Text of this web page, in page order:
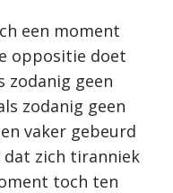
een moment
oppositie doet
zodanig geen
zodanig geen
vaker gebeurd
zich tiranniek
toch ten